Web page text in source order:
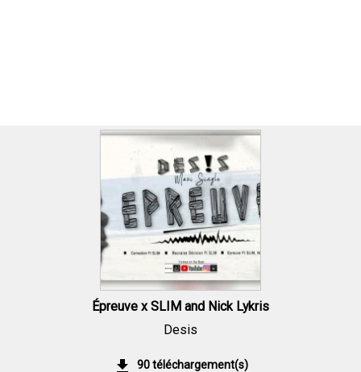
Épreuve x SLIM and Nick Lykris
Desis
90 téléchargement(s)